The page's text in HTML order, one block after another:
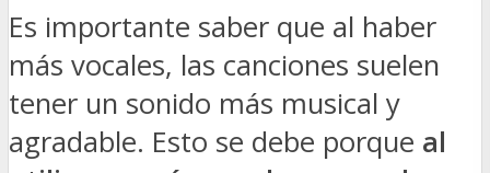
Es importante saber que al haber
más vocales, las canciones suelen
tener un sonido más musical y
agradable. Esto se debe porque al